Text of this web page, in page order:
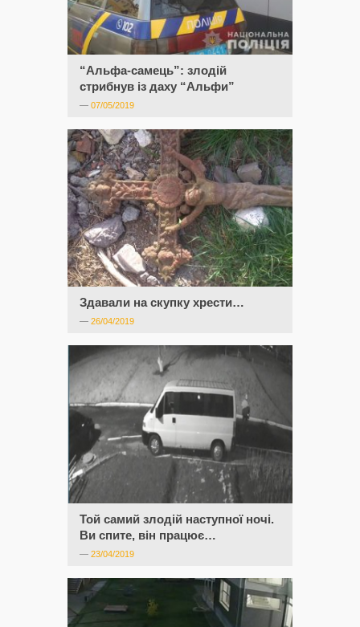
“Альфа-самець”: злодій
стрибнув із даху “Альфи”
— 07/05/2019
Здавали на скупку хрести…
— 26/04/2019
Той самий злодій наступної ночі.
Ви спите, він працює…
— 23/04/2019